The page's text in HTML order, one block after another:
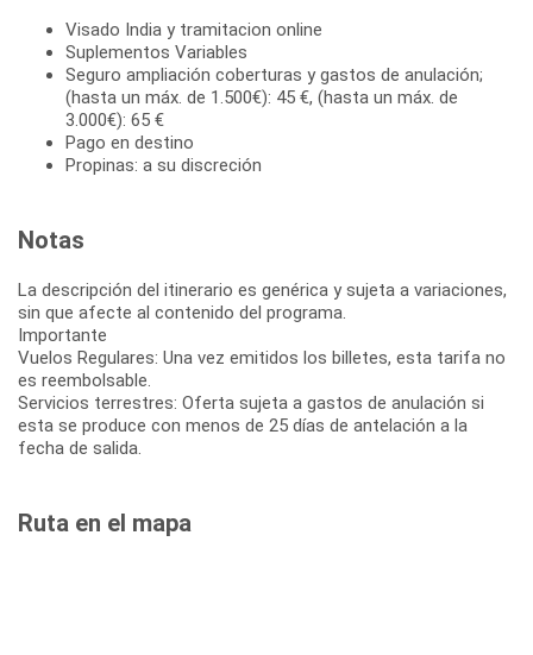
Visado India y tramitacion online
Suplementos Variables
Seguro ampliación coberturas y gastos de anulación;
(hasta un máx. de 1.500€): 45 €, (hasta un máx. de
3.000€): 65 €
Pago en destino
Propinas: a su discreción
Notas
La descripción del itinerario es genérica y sujeta a variaciones,
sin que afecte al contenido del programa.
Importante
Vuelos Regulares: Una vez emitidos los billetes, esta tarifa no
es reembolsable.
Servicios terrestres: Oferta sujeta a gastos de anulación si
esta se produce con menos de 25 días de antelación a la
fecha de salida.
Ruta en el mapa